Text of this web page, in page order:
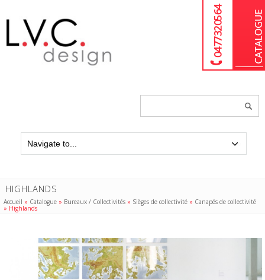
04 77 32 05 64
HIGHLANDS
Accueil » Catalogue » Bureaux / Collectivités » Sièges de collectivité » Canapés de collectivité
» Highlands